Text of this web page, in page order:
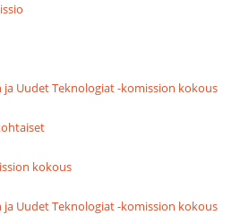
ja Uudet Teknologiat -komission kokous
kokous
ja Uudet Teknologiat -komission kokous